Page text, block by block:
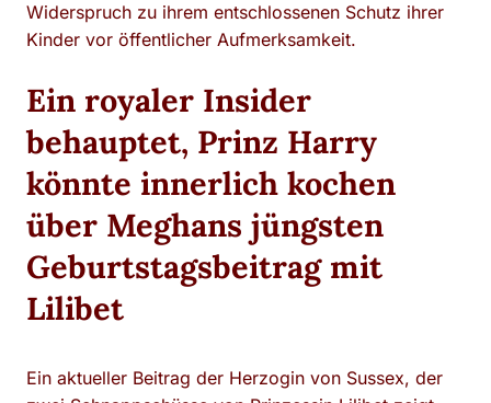
Widerspruch zu ihrem entschlossenen Schutz ihrer
Kinder vor öffentlicher Aufmerksamkeit.
Ein royaler Insider
behauptet, Prinz Harry
könnte innerlich kochen
über Meghans jüngsten
Geburtstagsbeitrag mit
Lilibet
Ein aktueller Beitrag der Herzogin von Sussex, der